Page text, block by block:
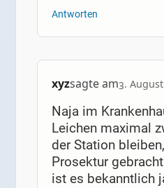
Antworten
xyzsagte am3.
Naja im
Leichen maximal
der Station
Prosektur
ist es bekanntlich